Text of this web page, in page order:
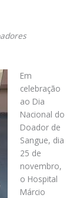
Em
celebração
ao Dia
Nacional do
Doador de
Sangue, dia
25 de
novembro,
o Hospital
Márcio